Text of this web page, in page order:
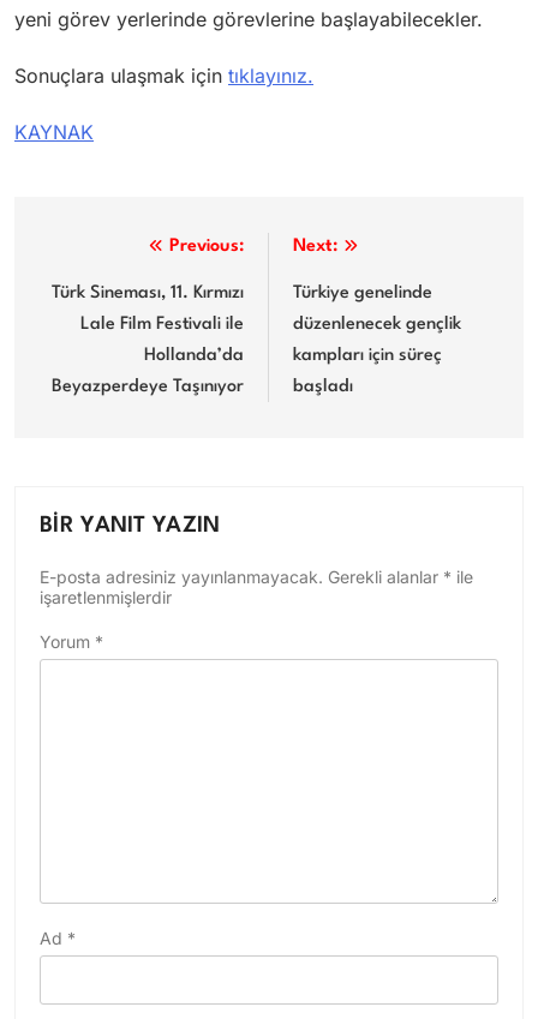
yeni görev yerlerinde görevlerine başlayabilecekler.
Sonuçlara ulaşmak için tıklayınız.
KAYNAK
gezinmesi
Previous:
Türk Sineması, 11. Kırmızı
Lale Film Festivali ile
Hollanda’da
Beyazperdeye Taşınıyor
Next:
Türkiye genelinde
düzenlenecek gençlik
kampları için süreç
başladı
BIR YANIT YAZIN
E-posta adresiniz yayınlanmayacak. Gerekli alanlar * ile
işaretlenmişlerdir
Yorum *
Ad *